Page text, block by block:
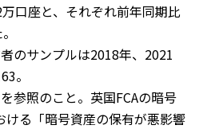
口座と、それぞれ前年同期比
のサンプルは2018年、2021
。
参照のこと。英国FCAの暗号
ける「暗号資産の保有が悪影響